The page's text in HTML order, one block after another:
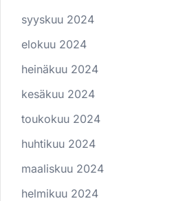
syyskuu 2024
elokuu 2024
heinäkuu 2024
kesäkuu 2024
toukokuu 2024
huhtikuu 2024
maaliskuu 2024
helmikuu 2024